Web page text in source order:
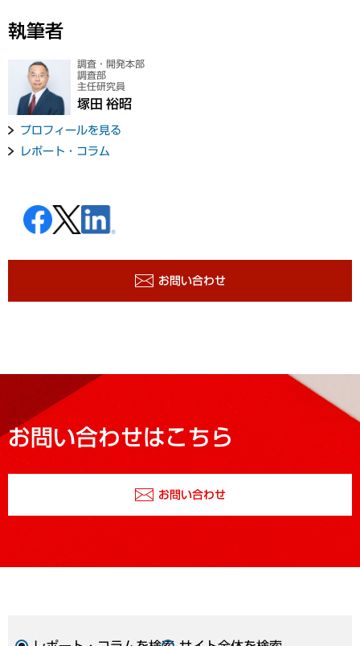
執筆者
調査・開発本部
調査部
主任研究員
塚田 裕昭
プロフィールを見る
レポート・コラム
お問い合わせ
お問い合わせはこちら
お問い合わせ